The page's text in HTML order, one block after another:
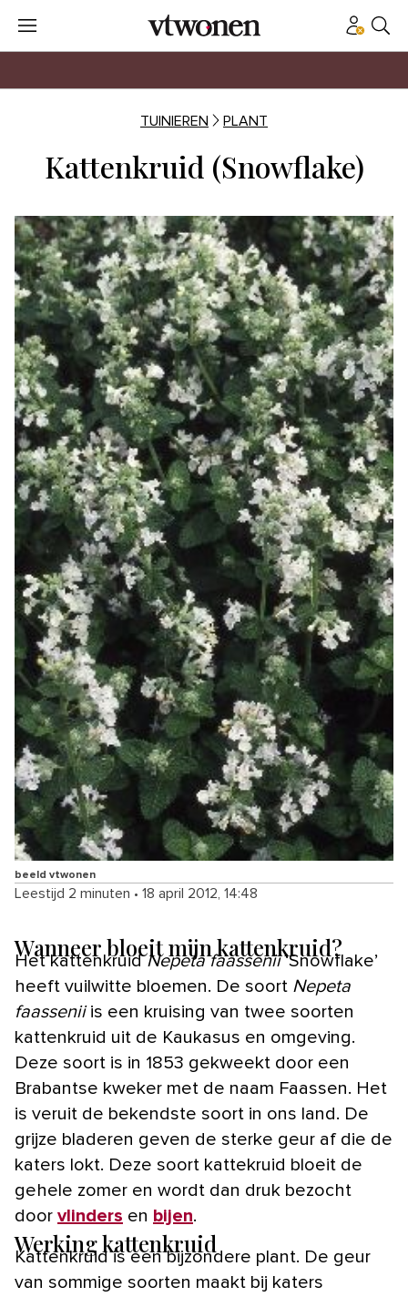
TUINIEREN PLANT
Kattenkruid (Snowflake)
beeld vtwonen
Leestijd 2 minuten • 18 april 2012, 14:48
Wanneer bloeit mijn kattenkruid?
Het kattenkruidNepeta faassenii‘Snowflake’
heeft vuilwitte bloemen. De soort Nepeta
faasseniiis een kruising van twee soorten
kattenkruid uit de Kaukasus en omgeving.
Deze soort is in 1853 gekweekt door een
Brabantse kweker met de naam Faassen. Het
is veruit de bekendste soort in ons land. De
grijze bladeren geven de sterke geur af die de
katers lokt. Deze soort kattekruid bloeit de
gehele zomer en wordt dan druk bezocht
door vlinders en bijen.
Werking kattenkruid
Kattenkruid is een bijzondere plant. De geur
van sommige soorten maakt bij katers